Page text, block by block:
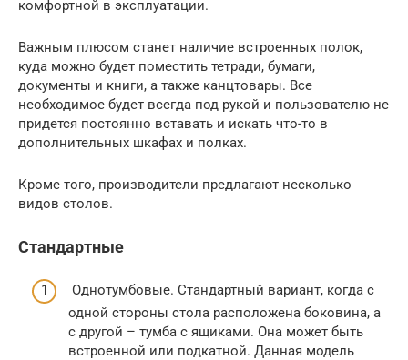
комфортной в эксплуатации.
Важным плюсом станет наличие встроенных полок,
куда можно будет поместить тетради, бумаги,
документы и книги, а также канцтовары. Все
необходимое будет всегда под рукой и пользователю не
придется постоянно вставать и искать что-то в
дополнительных шкафах и полках.
Кроме того, производители предлагают несколько
видов столов.
Стандартные
Однотумбовые. Стандартный вариант, когда с
одной стороны стола расположена боковина, а
с другой – тумба с ящиками. Она может быть
встроенной или подкатной. Данная модель